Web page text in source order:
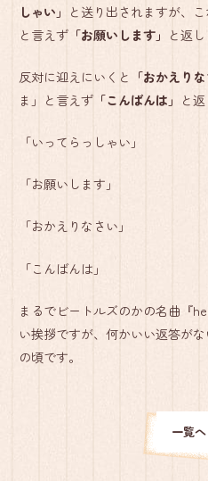
しゃい」 と送り出されますが、
と言えず 「お願いします」 と返し
反対に迎えにいくと 「おかえりな
ま」と言えず 「こんばんは」 と返
「いってらっしゃい」
「お願いします」
「おかえりなさい」
「こんばんは」
まるでビートルズのかの名曲『
い挨拶ですが、何かいい返答が
の頃です。
一覧へ